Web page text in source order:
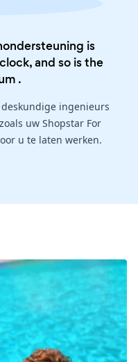
is
and so is the
.
ingenieurs
uw Shopstar For
u te laten werken.